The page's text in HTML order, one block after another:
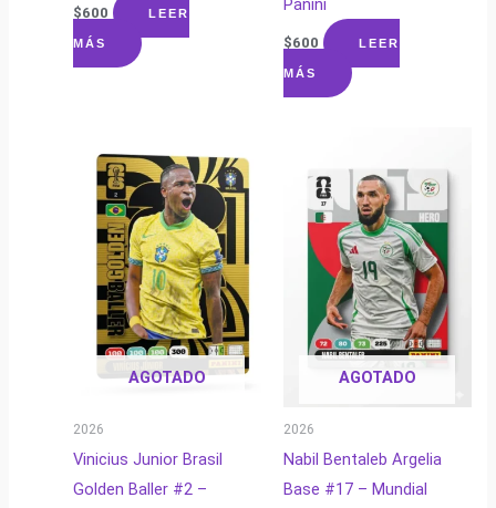
$600 LEER
MÁS
Panini
$600 LEER
MÁS
AGOTADO
2026
Vinicius Junior Brasil
Golden Baller #2 –
AGOTADO
2026
Nabil Bentaleb Argelia
Base #17 – Mundial